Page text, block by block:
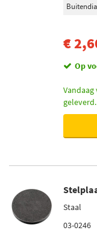
€
Op
geleverd.
Staal
03-0246